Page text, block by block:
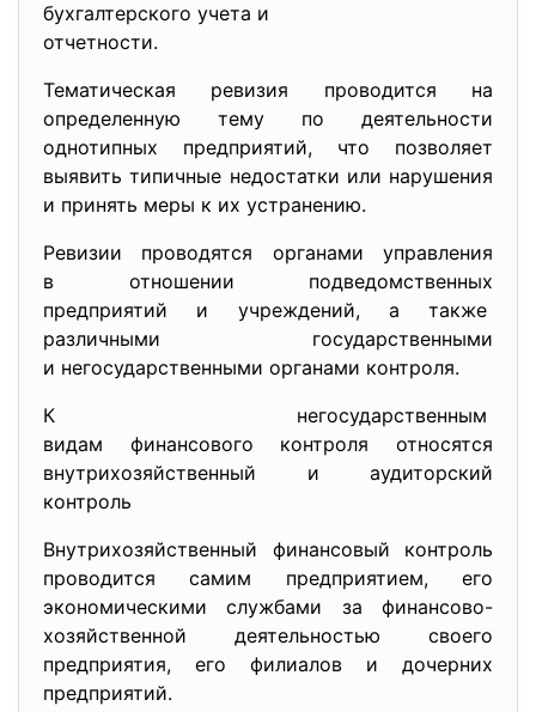
бухгалтерского учета и
отчетности.
Тематическая ревизия проводится на
определенную тему по деятельности
однотипных предприятий, что позволяет
выявить типичные недостатки или нарушения
и принять меры к их устранению.
Ревизии проводятся органами управления
в отношении подведомственных
предприятий и учреждений, а также
различными государственными
и негосударственными органами контроля.
К негосударственным
видам финансового контроля относятся
внутрихозяйственный и аудиторский
контроль
Внутрихозяйственный финансовый контроль
проводится самим предприятием, его
экономическими службами за финансово-
хозяйственной деятельностью своего
предприятия, его филиалов и дочерних
предприятий.